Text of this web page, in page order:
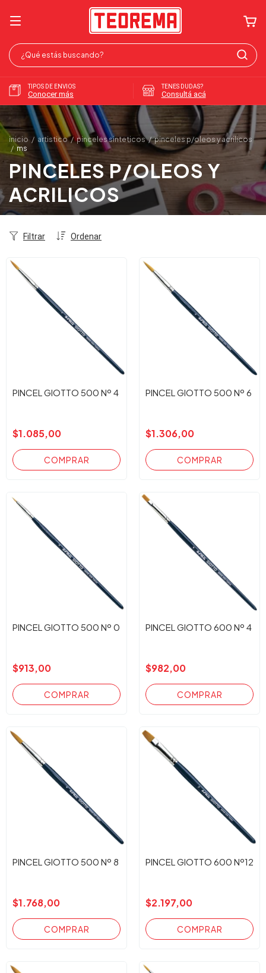
TIPOS DE ENVIOS
Conocer más
TENES DUDAS?
Consultá acá
inicio / artistico / pinceles sinteticos / pinceles p/oleos y acrilicos
/ ms
PINCELES P/OLEOS Y
ACRILICOS
Ordenar
Filtrar
PINCEL GIOTTO 500 Nº 4
$1.085,00
PINCEL GIOTTO 500 Nº 6
$1.306,00
PINCEL GIOTTO 500 Nº 0
$913,00
PINCEL GIOTTO 600 Nº 4
$982,00
PINCEL GIOTTO 500 Nº 8
$1.768,00
PINCEL GIOTTO 600 Nº12
$2.197,00